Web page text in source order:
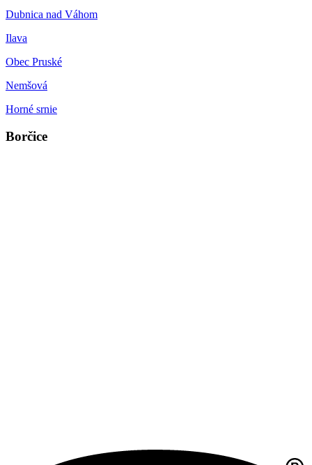
Dubnica nad Váhom
Ilava
Obec Pruské
Nemšová
Horné srnie
Borčice